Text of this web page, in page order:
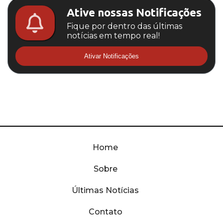
Ative nossas Notificações
Fique por dentro das últimas
notícias em tempo real!
Ativar Notificações
Home
Sobre
Últimas Notícias
Contato